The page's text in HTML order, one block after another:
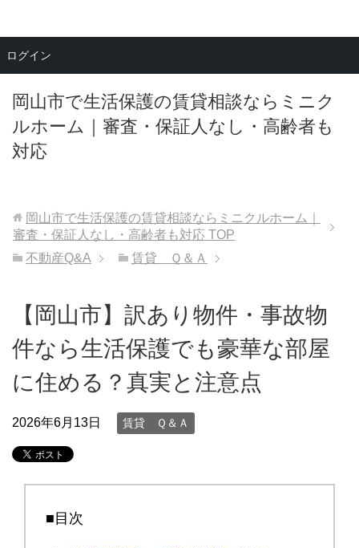
岡山市で生活保護の賃貸相談ならミニク
ルホーム｜審査・保証人なし・高齢者も
対応
メニュー
岡山市で生活保護の賃貸相談ならミニクルホーム｜
審査・保証人なし・高齢者も対応 TOP
不動産Q&A
賃貸 Ｑ＆Ａ
【岡山市】訳あり物件・事故物
件なら生活保護でも豪華な部屋
に住める？真実と注意点
2026年6月13日 賃貸 Ｑ＆Ａ
■目次
ログイン